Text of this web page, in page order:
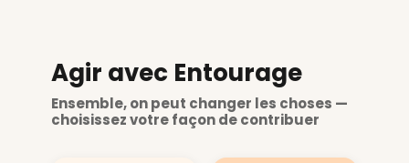
Agir avec Entourage
Ensemble, on peut changer les choses —
choisissez votre façon de contribuer